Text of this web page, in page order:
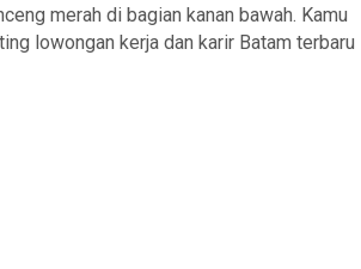
merah di bagian kanan bawah. Kamu
lowongan kerja dan karir Batam terbaru